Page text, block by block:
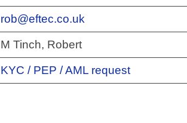
rob@eftec.co.uk
M Tinch, Robert
KYC / PEP / AML request